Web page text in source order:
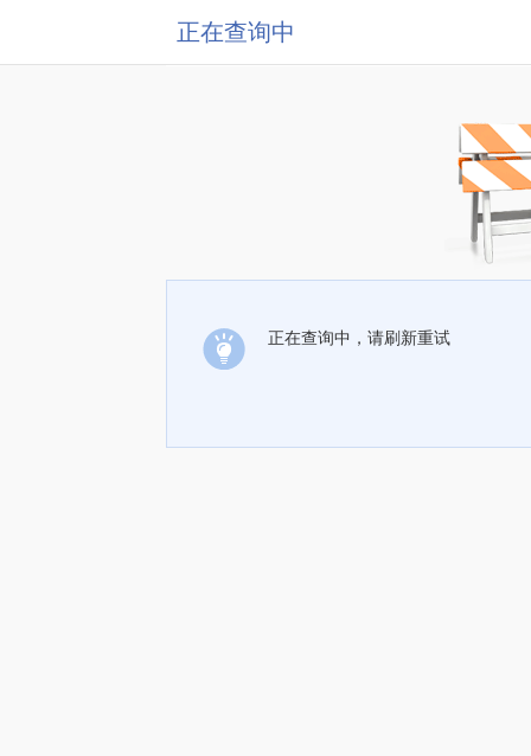
正在查询中
正在查询中，请刷新重试